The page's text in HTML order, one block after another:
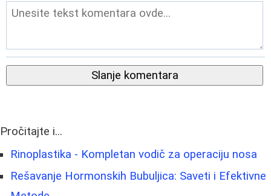
Slanje komentara
Pročitajte i...
Rinoplastika - Kompletan vodič za operaciju nosa
Rešavanje Hormonskih Bubuljica: Saveti i Efektivne